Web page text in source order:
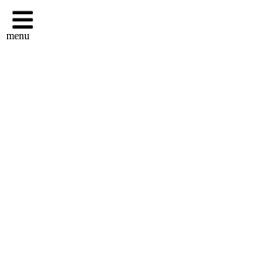
menu